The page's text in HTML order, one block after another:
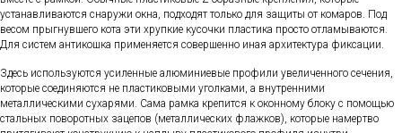
устанавливаются снаружи окна, подходят только для защиты от комаров. Под
весом прыгнувшего кота эти хрупкие кусочки пластика просто отламываются.
Для систем антикошка применяется совершенно иная архитектура фиксации.
Здесь используются усиленные алюминиевые профили увеличенного сечения,
которые соединяются не пластиковыми уголками, а внутренними
металлическими сухарями. Сама рамка крепится к оконному блоку с помощью
стальных поворотных зацепов (металлических флажков), которые намертво